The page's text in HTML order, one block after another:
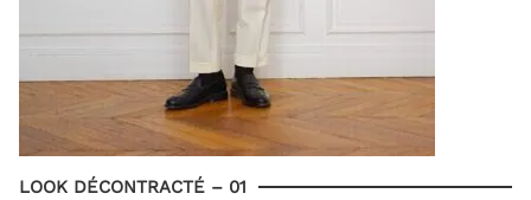
LOOK DÉCONTRACTÉ – 01